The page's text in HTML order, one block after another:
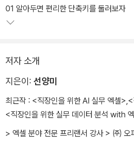
01 알아두면 편리한 단축키를 둘러보자
저자 소개
지은이: 선양미
최근작 : <직장인을 위한 AI 실무 엑셀>
<직장인을 위한 실무 데이터 분석 with
> 엑셀 분야 전문 프리랜서 강사 > ㈜